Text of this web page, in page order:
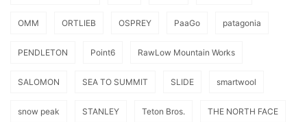
OMM ORTLIEB OSPREY PaaGo patagonia
PENDLETON Point6 RawLow Mountain Works
SALOMON SEA TO SUMMIT SLIDE smartwool
snow peak STANLEY Teton Bros. THE NORTH FACE